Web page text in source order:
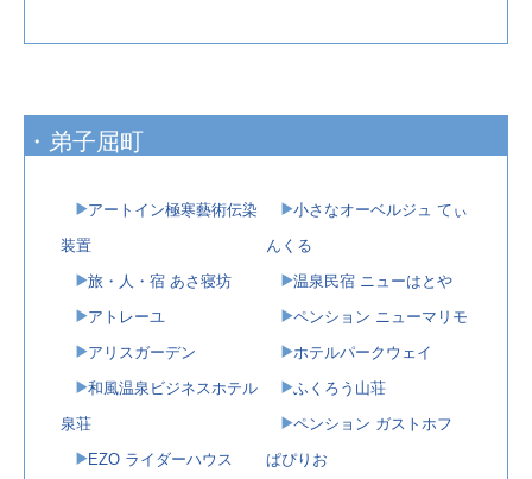
・弟子屈町
アートイン極寒藝術伝染
装置
旅・人・宿 あさ寝坊
アトレーユ
アリスガーデン
和風温泉ビジネスホテル
泉荘
EZO ライダーハウス
小さなオーベルジュ てぃ
んくる
温泉民宿 ニューはとや
ペンション ニューマリモ
ホテルパークウェイ
ふくろう山荘
ペンション ガストホフ
ぱぴりお